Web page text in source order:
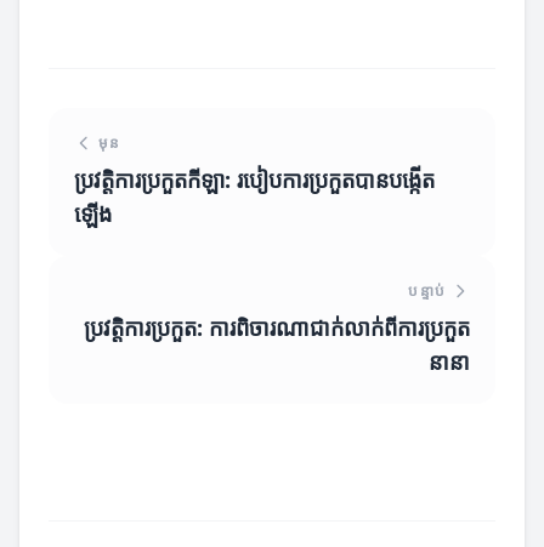
មុន
ប្រវត្តិការប្រកួតកីឡា: របៀបការប្រកួតបានបង្កើត
ឡើង
បន្ទាប់
ប្រវត្តិការប្រកួត: ការពិចារណាជាក់លាក់ពីការប្រកួត
នានា